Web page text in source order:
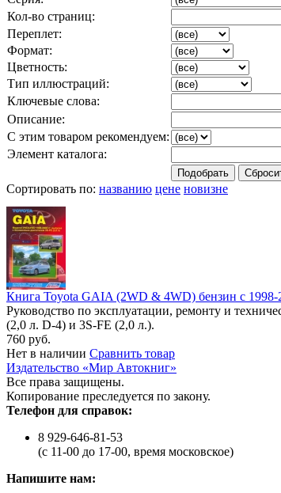
Кол-во страниц:
Переплет:
Формат:
Цветность:
Тип иллюстраций:
Ключевые слова:
Описание:
С этим товаром рекомендуем:
Элемент каталога:
Сортировать по: названию цене новизне
Книга Toyota GAIA (2WD & 4WD) бензин с 1998-
Руководство по эксплуатации, ремонту и
(2,0 л. D-4) и 3S-FE (2,0 л.).
760 руб.
Нет в наличии Сравнить товар
Издательство «Мир Автокниг»
Все права защищены.
Копирование преследуется по закону.
Телефон для справок:
8 929-646-81-53
(с 11-00 до 17-00, время московское)
Напишите нам: